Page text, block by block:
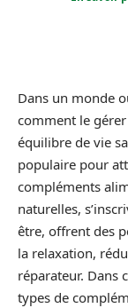
Dans un monde
comment le
équilibre de vie
populaire pour
compléments
naturelles,
être, offrent des
la relaxation,
réparateur. Dans
types de